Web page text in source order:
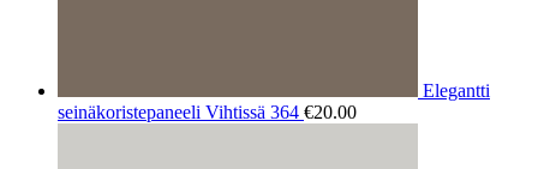
Elegantti
seinäkoristepaneeli Vihtissä 364 €20.00